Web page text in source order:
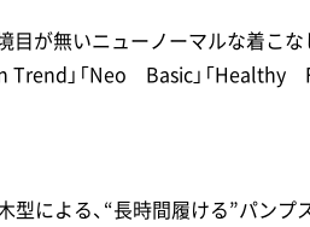
目が無いニューノーマルな着こ
Trend」「Neo Basic」「Healthy
による、“長時間履ける”パンプ